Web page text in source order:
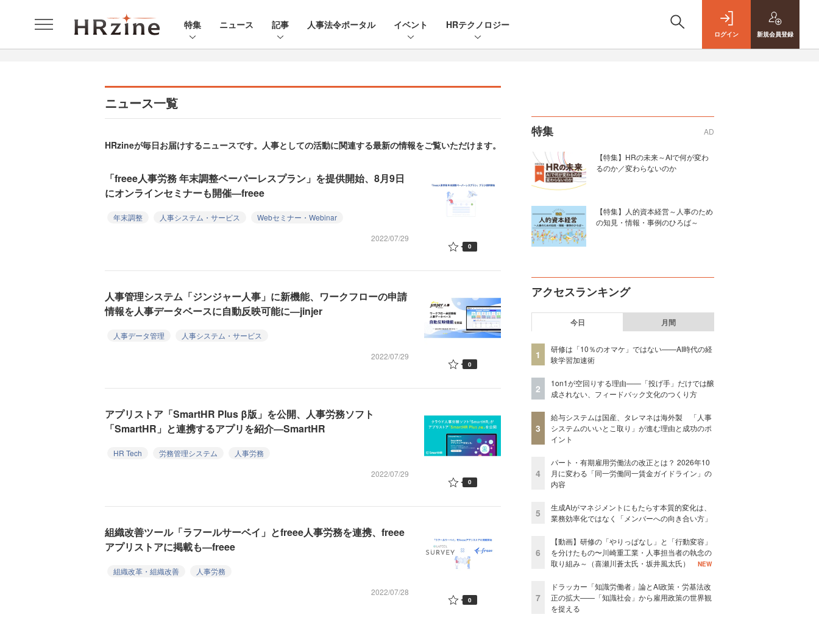
特集 ニュース 記事 人事法令ポータル イベント HRテクノロジー
ログイン 新規会員登録
ニュース一覧
HRzineが毎日お届けするニュースです。人事としての活動に関連する最新の情報をご覧いただけます。
「freee人事労務 年末調整ペーパーレスプラン」を提供開始、8月9日
にオンラインセミナーも開催―freee
年末調整 人事システム・サービス
Webセミナー・Webinar
2022/07/29
0
人事管理システム「ジンジャー人事」に新機能、ワークフローの申請
情報を人事データベースに自動反映可能に―jinjer
人事データ管理
人事システム・サービス
2022/07/29
0
アプリストア「SmartHR Plus β版」を公開、人事労務ソフト
「SmartHR」と連携するアプリを紹介―SmartHR
HR Tech 労務管理システム
人事労務
2022/07/29
0
組織改善ツール「ラフールサーベイ」とfreee人事労務を連携、freee
アプリストアに掲載も―freee
組織改革・組織改善
人事労務
2022/07/28
0
特集 AD
【特集】HRの未来～AIで何が変わ
るのか／変わらないのか
【特集】人的資本経営～人事のため
の知見・情報・事例のひろば～
アクセスランキング
今日 月間
1
研修は「10％のオマケ」ではない——AI時代の経
験学習加速術
2
1on1が空回りする理由——「投げ手」だけでは醸
成されない、フィードバック文化のつくり方
3
給与システムは国産、タレマネは海外製 「人事
システムのいいとこ取り」が進む理由と成功のポ
イント
4
パート・有期雇用労働法の改正とは？ 2026年10
月に変わる「同一労働同一賃金ガイドライン」の
内容
5
生成AIがマネジメントにもたらす本質的変化は、
業務効率化ではなく「メンバーへの向き合い方」
6
【動画】研修の「やりっぱなし」と「行動変容」
を分けたもの〜川崎重工業・人事担当者の執念の
取り組み～（喜瀬川蒼太氏・坂井風太氏）
NEW
7
ドラッカー「知識労働者」論とAI政策・労基法改
正の拡大——「知識社会」から雇用政策の世界観
を捉える